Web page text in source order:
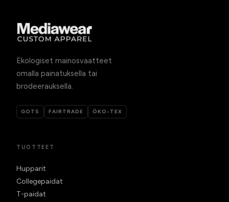
Ekologiset mainosvaatteet
omalla painatuksella tai
brodeerauksella.
GOTS FAIRTRADE ÖKO-TEX
TUOTTEET
Hupparit
Collegepaidat
T-paidat